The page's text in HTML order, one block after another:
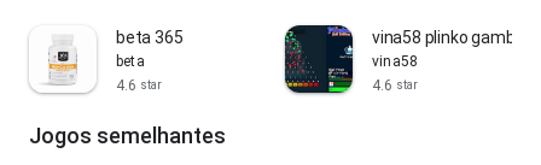
beta 365
beta
4.6 star
vina58 plinko gambling
vina58
4.6 star
Jogos semelhantes